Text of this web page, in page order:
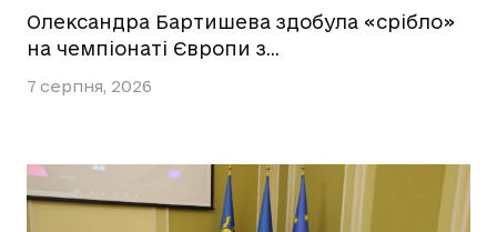
Олександра Бартишева здобула «срібло»
на чемпіонаті Європи з…
7 серпня, 2026